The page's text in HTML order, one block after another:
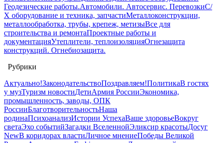
Геодезические работы.Автомобили. Автосервис. ПеревозкиС/
Х оборудование и техника, запчастиМеталлоконструкции,
металлообработка, трубы, крепеж, метизыВсе для
строительства и ремонтаПроектные работы и
документацияУтеплители, теплоизоляцияОгнезащита
конструкций. Огнебиозащита.
Рубрики
Актуально!ЗаконодательствоПоздравляем!ПолитикаВ гостях
у музТуризм новостиДетиАрмия РоссииЭкономика,
промышленность, заводы, ОПК
РоссииБлаготворительностьНаша
родинаПсихоанализИстории УспехаВаше здоровьеВокруг
светаЭхо событийЗагадки ВселеннойЭликсир красотыДосуг
NewВ коридорах властиЛичное мнениеПобеды Великой